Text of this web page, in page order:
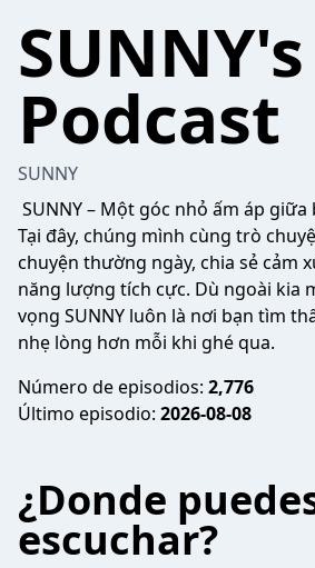
SUNNY's
Podcast
SUNNY
SUNNY – Một góc nhỏ ấm áp
Tại đây, chúng mình cùng trò
chuyện thường ngày, chia sẻ cảm
năng lượng tích cực. Dù ngoài kia
vọng SUNNY luôn là nơi bạn tìm
nhẹ lòng hơn mỗi khi ghé qua.
Número de episodios: 2,776
Último episodio: 2026-08-08
¿Donde
escuchar?